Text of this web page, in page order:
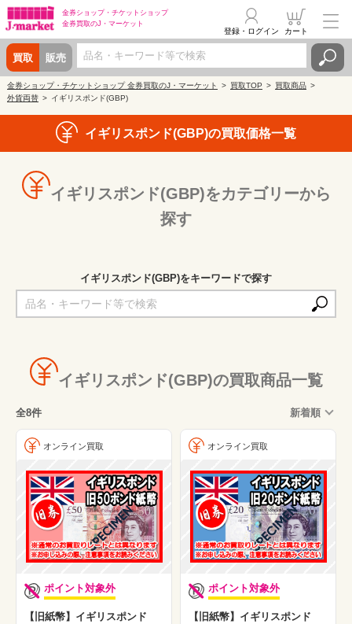
金券ショップ・ チケットショップ
金券買取のJ・マーケット
買取 販売
登録・ログイン カート
金券ショップ・チケットショップ 金券買取のJ・マーケット 買取TOP
買取商品
外貨両替
イギリスポンド(GBP)
イギリスポンド(GBP)の買取価格一覧
イギリスポンド(GBP)をカテゴリーから
探す
イギリスポンド(GBP)をキーワードで探す
イギリスポンド(GBP)の買取商品一覧
全8件 新着順
オンライン買取
ポイント対象外
【旧紙幣】イギリスポンド
オンライン買取
ポイント対象外
【旧紙幣】イギリスポンド